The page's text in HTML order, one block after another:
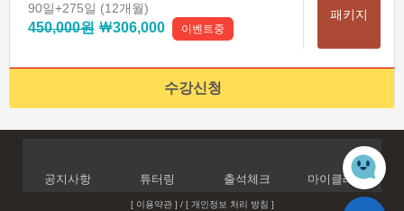
90일+275일 (12개월)
450,000원￦306,000 이벤트중
패키지
수강신청
공지사항 튜터링 출석체크 마이클래스
[ 이용약관 ] / [ 개인정보 처리 방침 ]